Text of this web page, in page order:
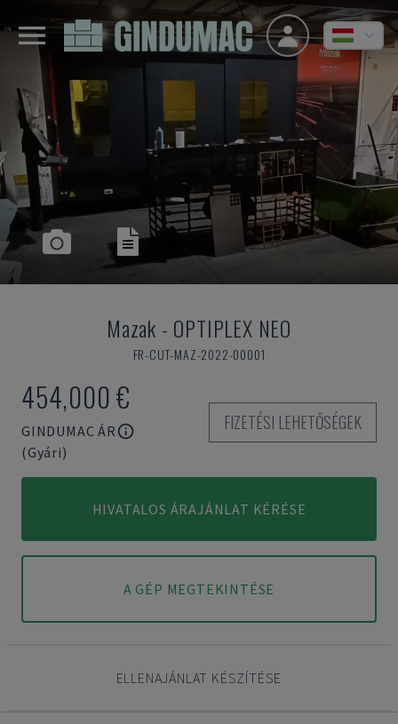
Mazak - OPTIPLEX NEO
FR-CUT-MAZ-2022-00001
454,000 €
GINDUMAC ÁR
(Gyári)
FIZETÉSI LEHETŐSÉGEK
HIVATALOS ÁRAJÁNLAT KÉRÉSE
A GÉP MEGTEKINTÉSE
ELLENAJÁNLAT KÉSZÍTÉSE